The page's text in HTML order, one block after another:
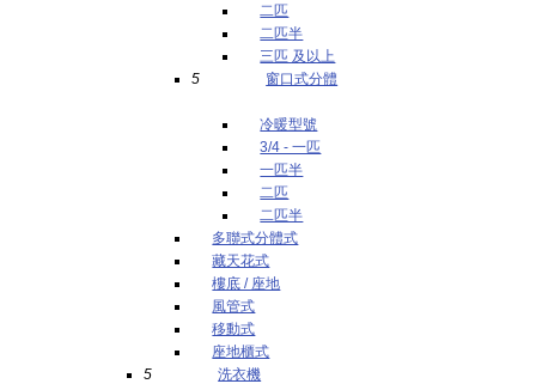
二匹
二匹半
三匹 及以上
5
窗口式分體
冷暖型號
3/4 - 一匹
一匹半
二匹
二匹半
多聯式分體式
藏天花式
樓底 / 座地
風管式
移動式
座地櫃式
5
洗衣機